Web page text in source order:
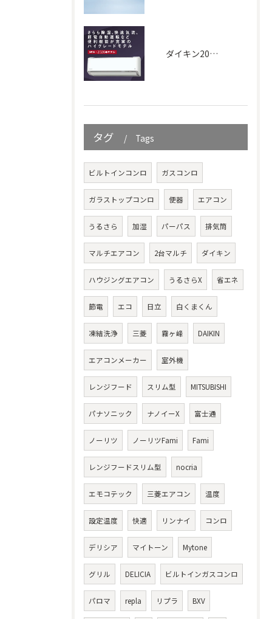
ダイキン2026年｜AXシリーズ
タグ Tags
ビルトインコンロ ガスコンロ
ガラストップコンロ 便器 エアコン
うるさら 加湿 パーパス 排気筒
マルチエアコン 2台マルチ ダイキン
ハウジングエアコン うるさらX 省エネ
節電 エコ 日立 白くまくん
凍結洗浄 三菱 霧ヶ峰 DAIKIN
エアコンメーカー 室外機
レンジフード スリム型 MITSUBISHI
パナソニック ナノイーX 富士通
ノーリツ ノーリツFami Fami
レンジフードスリム型 nocria
エモコテック 三菱エアコン 温度
設定温度 快適 リンナイ コンロ
デリシア マイトーン Mytone
グリル DELICIA ビルトインガスコンロ
パロマ repla リプラ BXV